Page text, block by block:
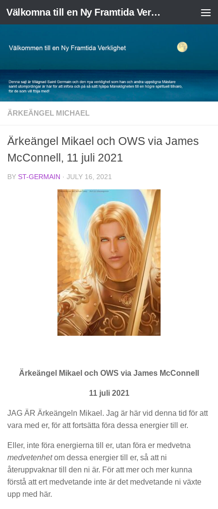
Skip to content Välkomna till en Ny Framtida Verklighet
ÄRKEÄNGEL MICHAEL
Ärkeängel Mikael och OWS via James
McConnell, 11 juli 2021
BY ST-GERMAIN · JULY 16, 2021
Ärkeängel Mikael och OWS via James McConnell
11 juli 2021
JAG ÄR Ärkeängeln Mikael. Jag är här vid denna tid för att
vara med er, för att fortsätta föra dessa energier till er.
Eller, inte föra energierna till er, utan föra er medvetna
medvetenhetom dessa energier till er, så att ni
återuppvaknar till den ni är. För att mer och mer kunna
förstå att ert medvetande inte är det medvetande ni växte
upp med här.